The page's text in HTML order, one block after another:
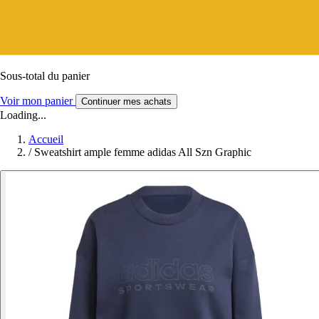
Sous-total du panier
Voir mon panier Continuer mes achats
Loading...
Accueil
/ Sweatshirt ample femme adidas All Szn Graphic